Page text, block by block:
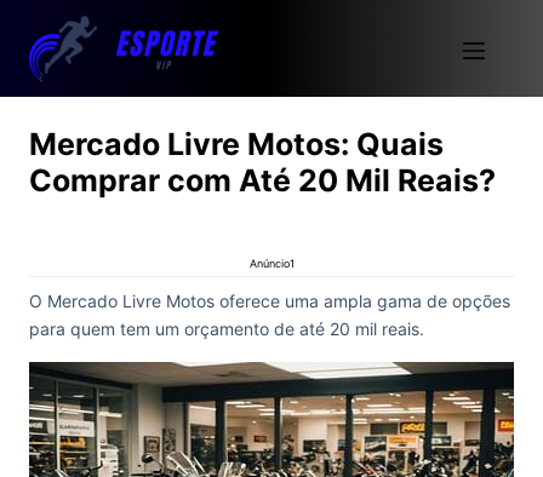
Mercado Livre Motos: Quais
Comprar com Até 20 Mil Reais?
Anúncio1
O Mercado Livre Motos oferece uma ampla gama de opções
para quem tem um orçamento de até 20 mil reais.